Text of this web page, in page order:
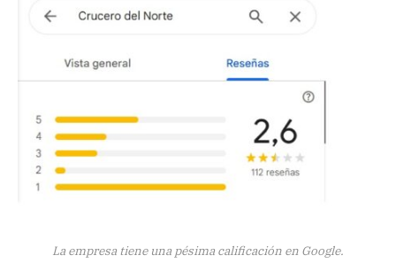
La empresa tiene una pésima calificación en Google.